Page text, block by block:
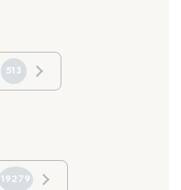
513
19279